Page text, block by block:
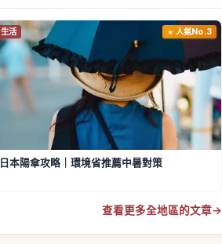
生活 人氣No.3
日本陽傘攻略｜環境省推薦中暑對策
查看更多全地區的文章→